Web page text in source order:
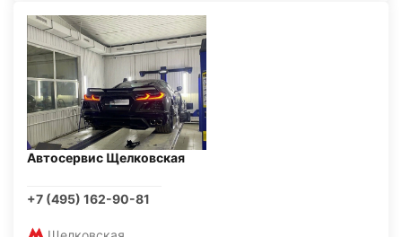
Автосервис Щелковская
+7 (495) 162-90-81